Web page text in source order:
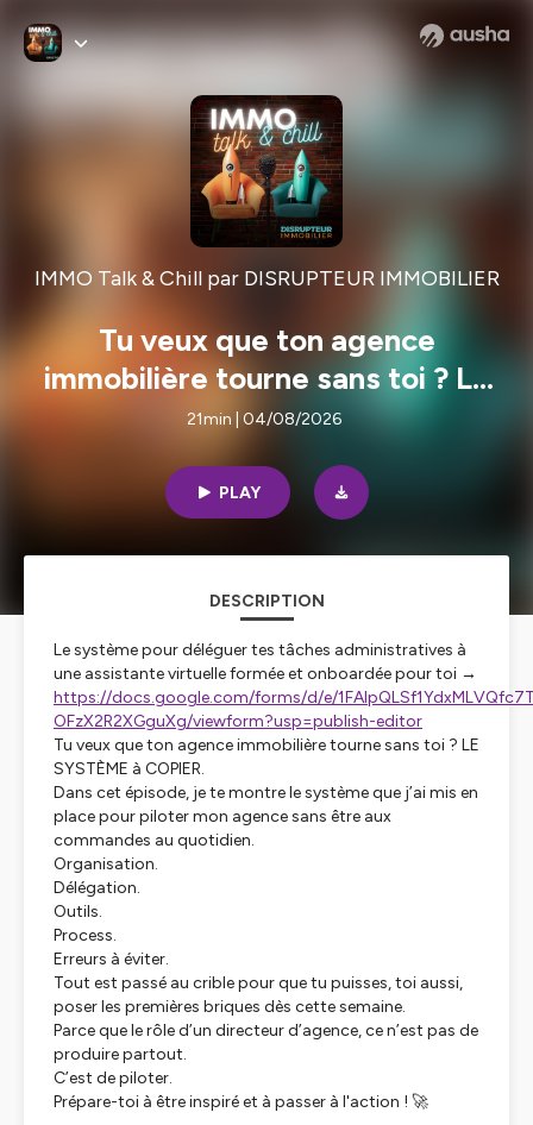
IMMO Talk & Chill par DISRUPTEUR IMMOBILIER
Tu veux que ton agence
immobilière tourne sans toi ? LE
SYSTÈME à COPIER.
21min | 04/08/2026
PLAY
DESCRIPTION
Le système pour déléguer tes tâches administratives à
une assistante virtuelle formée et onboardée pour toi →
https://docs.google.com/forms/d/e/
OFzX2R2XGguXg/viewform?usp=publish-editor
Tu veux que ton agence immobilière tourne sans toi ? LE
SYSTÈME à COPIER.
Dans cet épisode, je te montre le système que j’ai mis en
place pour piloter mon agence sans être aux
commandes au quotidien.
Organisation.
Délégation.
Outils.
Process.
Erreurs à éviter.
Tout est passé au crible pour que tu puisses, toi aussi,
poser les premières briques dès cette semaine.
Parce que le rôle d’un directeur d’agence, ce n’est pas de
produire partout.
C’est de piloter.
Prépare-toi à être inspiré et à passer à l'action ! 🚀